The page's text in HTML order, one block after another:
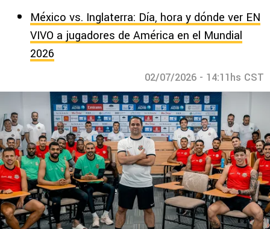
México vs. Inglaterra: Día, hora y dónde ver EN
VIVO a jugadores de América en el Mundial
2026
02/07/2026 - 14:11hs CST